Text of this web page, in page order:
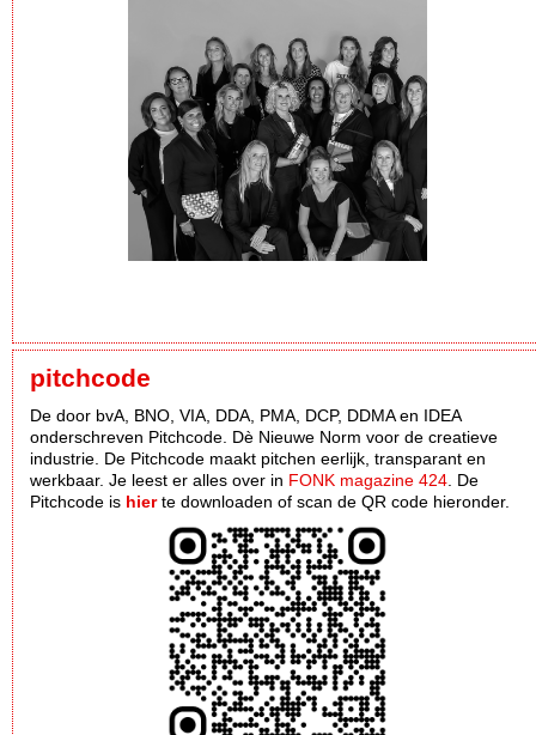
pitchcode
De door bvA, BNO, VIA, DDA, PMA, DCP, DDMA en IDEA
onderschreven Pitchcode. Dè Nieuwe Norm voor de creatieve
industrie. De Pitchcode maakt pitchen eerlijk, transparant en
werkbaar. Je leest er alles over in FONK magazine 424 . De
Pitchcode is hierte downloaden of scan de QR code hieronder.